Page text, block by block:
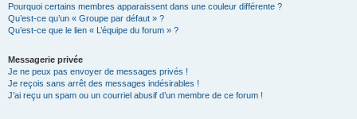
Pourquoi certains membres apparaissent dans une couleur différente ?
Qu’est-ce qu’un « Groupe par défaut » ?
Qu’est-ce que le lien « L’équipe du forum » ?
Messagerie privée
Je ne peux pas envoyer de messages privés !
Je reçois sans arrêt des messages indésirables !
J’ai reçu un spam ou un courriel abusif d’un membre de ce forum !